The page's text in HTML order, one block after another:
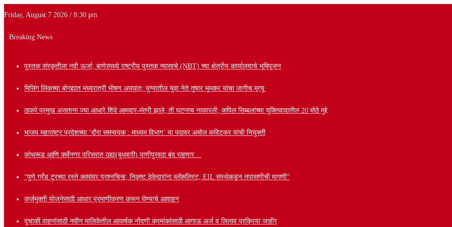
Friday, August 7 2026 / 8:30 pm
Breaking News
पुस्तक संस्कृतीला नवी ऊर्जा; बाणेरमध्ये राष्ट्रीय पुस्तक न्यासाचे (NBT) च्या क्षेत्रीय कार्यालयाचे भूमिपूजन
मिसिंग लिंकच्या बोगद्यात मध्यरात्री भीषण अपघात; पुण्यातील युवा नेते तुषार भूमकर यांचा जागीच मृत्यू
ठाकरे प्रमुख असताना ज्या आधारे शिंदे आमदार-मंत्री झाले, ती घटनाच नाकारली; कपिल सिब्बलांच्या युक्तिवादातील 20 मोठे मुद्दे
भाजप महाराष्ट्र प्रदेशच्या ‘दौरा समन्वयक : माध्यम विभाग’ या पदावर अमोल कविटकर यांची नियुक्ती
कोथरूड आणि कर्वेनगर परिसरात उद्या(बुधवारी) पाणीपुरवठा बंद राहणार…
“पुणे ग्रँड टूरच्या रस्ते कामांवर प्रश्नचिन्ह; निकृष्ट ठेकेदारांना ब्लॅकलिस्ट, EIL संस्थेकडून तपासणीची मागणी”
कर्जमुक्ती योजनेसाठी आधार प्रमाणीकरण करून घेण्याचे आवाहन
दुचाकी वाहनांसाठी नवीन मालिकेतील आकर्षक नोंदणी क्रमांकांसाठी आगाऊ अर्ज व लिलाव प्रक्रिया जाहीर